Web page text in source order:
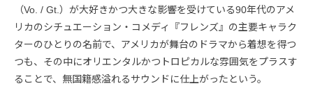
（Vo. / Gt.）が大好きかつ大きな影響を受けている90年代のアメ
リカのシチュエーション・コメディ『フレンズ』の主要キャラク
ターのひとりの名前で、アメリカが舞台のドラマから着想を得つ
つも、その中にオリエンタルかつトロピカルな雰囲気をプラスす
ることで、無国籍感溢れるサウンドに仕上がったという。